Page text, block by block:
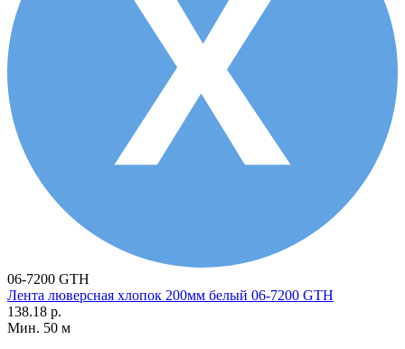
06-7200 GTH
Лента люверсная хлопок 200мм белый 06-7200 GTH
138.18 р.
Мин. 50 м